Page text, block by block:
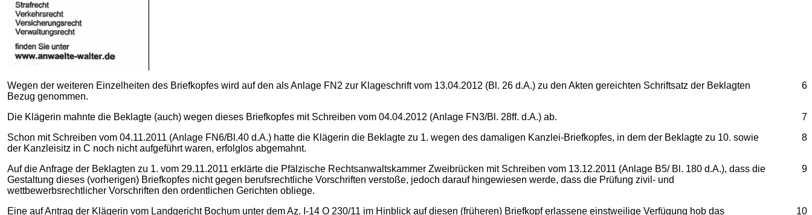
6
Wegen der weiteren Einzelheiten des Briefkopfes wird auf den als Anlage FN2 zur Klageschrift vom 13.04.2012 (Bl. 26 d.A.) zu den Akten gereichten Schriftsatz der Beklagten
Bezug genommen.
7
Die Klägerin mahnte die Beklagte (auch) wegen dieses Briefkopfes mit Schreiben vom 04.04.2012 (Anlage FN3/Bl. 28ff. d.A.) ab.
8
Schon mit Schreiben vom 04.11.2011 (Anlage FN6/Bl.40 d.A.) hatte die Klägerin die Beklagte zu 1. wegen des damaligen Kanzlei-Briefkopfes, in dem der Beklagte zu 10. sowie
der Kanzleisitz in C noch nicht aufgeführt waren, erfolglos abgemahnt.
9
Auf die Anfrage der Beklagten zu 1. vom 29.11.2011 erklärte die Pfälzische Rechtsanwaltskammer Zweibrücken mit Schreiben vom 13.12.2011 (Anlage B5/ Bl. 180 d.A.), dass die
Gestaltung dieses (vorherigen) Briefkopfes nicht gegen berufsrechtliche Vorschriften verstoße, jedoch darauf hingewiesen werde, dass die Prüfung zivil- und
wettbewerbsrechtlicher Vorschriften den ordentlichen Gerichten obliege.
10
Eine auf Antrag der Klägerin vom Landgericht Bochum unter dem Az. I-14 O 230/11 im Hinblick auf diesen (früheren) Briefkopf erlassene einstweilige Verfügung hob das